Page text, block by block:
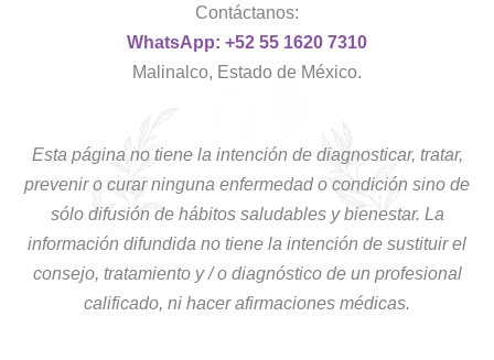
Contáctanos:
WhatsApp: +52 55 1620 7310
Malinalco, Estado de México.
Esta página no tiene la intención de diagnosticar, tratar,
prevenir o curar ninguna enfermedad o condición sino de
sólo difusión de hábitos saludables y bienestar. La
información difundida no tiene la intención de sustituir el
consejo, tratamiento y / o diagnóstico de un profesional
calificado, ni hacer afirmaciones médicas.